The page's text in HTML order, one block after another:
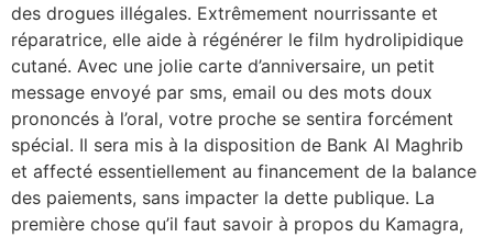
des drogues illégales. Extrêmement nourrissante et
réparatrice, elle aide à régénérer le film hydrolipidique
cutané. Avec une jolie carte d’anniversaire, un petit
message envoyé par sms, email ou des mots doux
prononcés à l’oral, votre proche se sentira forcément
spécial. Il sera mis à la disposition de Bank Al Maghrib
et affecté essentiellement au financement de la balance
des paiements, sans impacter la dette publique. La
première chose qu’il faut savoir à propos du Kamagra,